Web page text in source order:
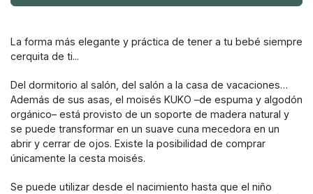
La forma más elegante y práctica de tener a tu bebé siempre
cerquita de ti...
Del dormitorio al salón, del salón a la casa de vacaciones…
Además de sus asas, el moisés KUKO –de espuma y algodón
orgánico– está provisto de un soporte de madera natural y
se puede transformar en un suave cuna mecedora en un
abrir y cerrar de ojos. Existe la posibilidad de comprar
únicamente la cesta moisés.
Se puede utilizar desde el nacimiento hasta que el niño